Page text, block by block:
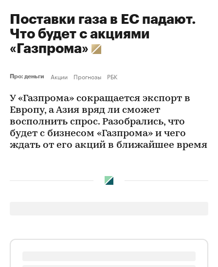
Поставки газа в ЕС падают.
Что будет с акциями
«Газпрома»
Про: деньги Акции Прогнозы РБК
У «Газпрома» сокращается экспорт в
Европу, а Азия вряд ли сможет
восполнить спрос. Разобрались, что
будет с бизнесом «Газпрома» и чего
ждать от его акций в ближайшее время